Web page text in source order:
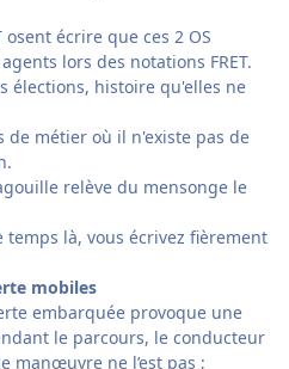
écrire que ces 2 OS
lors des notations FRET.
élections, histoire qu'elles ne
de métier où il n'existe pas de
relève du mensonge le
temps là, vous écrivez fièrement
mobiles
embarquée provoque une
le parcours, le conducteur
manœuvre ne l’est pas ;